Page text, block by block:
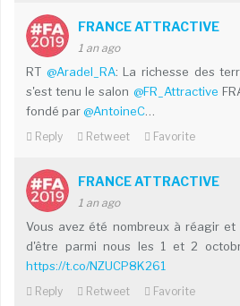
FRANCE ATTRACTIVE
1 an ago
RT @Aradel_RA: La richesse des
s'est tenu le salon @FR_Attractive
fondé par@AntoineC
Reply Retweet Favorite
FRANCE ATTRACTIVE
1 an ago
Vous avez été nombreux à réagir
d'être parmi nous les 1 et 2
https://t.co/NZUCP8K261
Reply Retweet Favorite